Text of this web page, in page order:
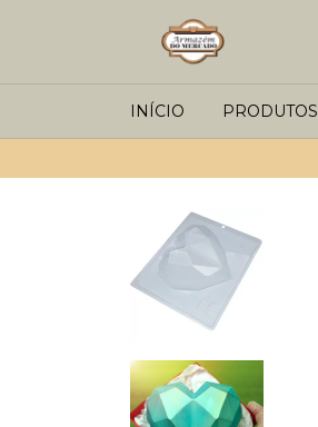
INÍCIO PRODUTOS